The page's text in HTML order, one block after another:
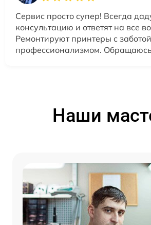
Сервис просто супер! Всегда
консультацию и ответят на все
Ремонтируют принтеры с
профессионализмом.
Наши